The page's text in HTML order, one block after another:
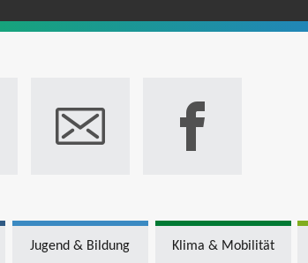
Jugend & Bildung Klima & Mobilität